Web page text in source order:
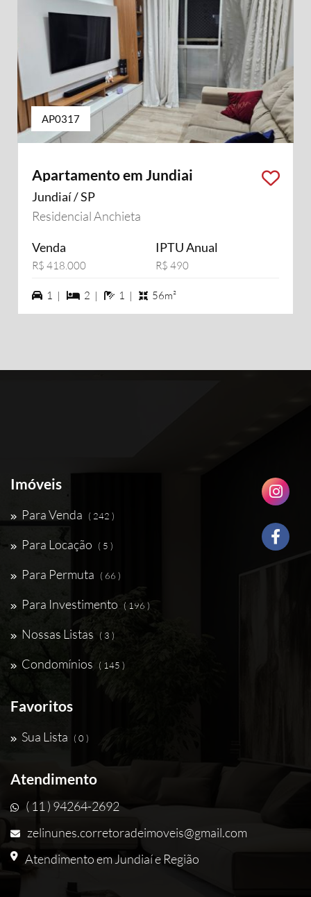
AP0317
Apartamento em Jundiai
Jundiaí / SP
Residencial Anchieta
Venda
R$ 418.000
IPTU Anual
R$ 490
1 vagas na garagem
1 | 2 dormiórios
2 | 1 banheiros
1 | 56m²
Imóveis
Para Venda ( 242 )
Para Locação ( 5 )
Para Permuta ( 66 )
Para Investimento ( 196 )
Nossas Listas ( 3 )
Condomínios ( 145 )
Favoritos
Sua Lista ( 0 )
Atendimento
( 11 ) 94264-2692
zelinunes.corretoradeimoveis@gmail.com
Atendimento em Jundiaí e Região